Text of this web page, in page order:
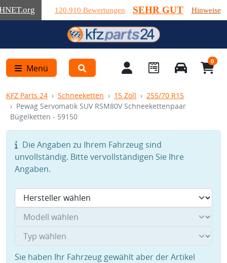
.org 120.910 Bewertungen SEHR GUT Hinweise
Menü
0
KFZ Parts 24 Schneeketten 15 Zoll
255/70 R15
Pewag Servomatik SUV RSM80V Schneekettenpaar
Bügelketten - 59150
Die Angaben zu Ihrem Fahrzeug sind
unvollständig. Bitte vervollständigen Sie Ihre
Angaben.
Sie haben Ihr Fahrzeug gewählt aber der Artikel